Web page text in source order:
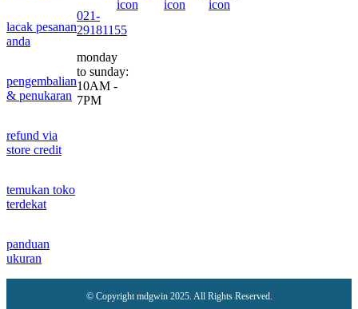
lacak pesanan
anda
pengembalian
& penukaran
refund via
store credit
temukan toko
terdekat
panduan
ukuran
021-
29181155
monday
to sunday:
10AM -
7PM
© Copyright mdgwin 2025. All Rights Reserved.